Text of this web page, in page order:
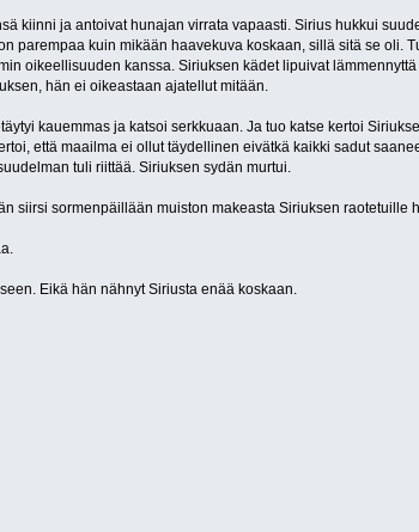
kiinni ja antoivat hunajan virrata vapaasti. Sirius hukkui
parempaa kuin mikään haavekuva koskaan, sillä sitä se oli.
oikeellisuuden kanssa. Siriuksen kädet lipuivat
hän ei oikeastaan ajatellut mitään.
kauemmas ja katsoi serkkuaan. Ja tuo katse kertoi
että maailma ei ollut täydellinen eivätkä kaikki sadut
tuli riittää. Siriuksen sydän murtui.
siirsi sormenpäillään muiston makeasta Siriuksen raotetuille
Eikä hän nähnyt Siriusta enää koskaan.